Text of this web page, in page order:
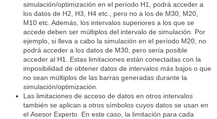
simulación/optimización en el período H1, podrá acceder a
los datos de H2, H3, H4 etc., pero no a los de M30, M20,
M10 etc. Además, los intervalos superiores a los que se
accede deben ser múltiplos del intervalo de simulación. Por
ejemplo, si lleva a cabo la simulación en el período M20, no
podrá acceder a los datos de M30, pero sería posible
acceder al H1. Estas limitaciones están conectadas con la
imposibilidad de obtener datos de intervalos más bajos o que
no sean múltiplos de las barras generadas durante la
simulación/optimización.
Las limitaciones de acceso de datos en otros intervalos
también se aplican a otros símbolos cuyos datos se usan en
el Asesor Experto. En este caso, la limitación para cada